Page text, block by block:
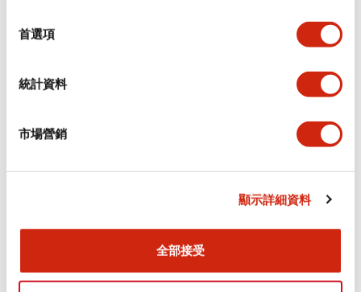
首選項
統計資料
市場營銷
顯示詳細資料
全部接受
認證與標準